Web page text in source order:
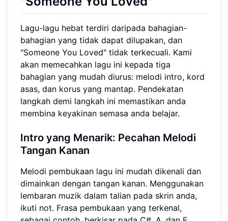
Lagu-lagu hebat terdiri daripada bahagian-
bahagian yang tidak dapat dilupakan, dan
"Someone You Loved" tidak terkecuali. Kami
akan memecahkan lagu ini kepada tiga
bahagian yang mudah diurus: melodi intro, kord
asas, dan korus yang mantap. Pendekatan
langkah demi langkah ini memastikan anda
membina keyakinan semasa anda belajar.
Intro yang Menarik: Pecahan Melodi
Tangan Kanan
Melodi pembukaan lagu ini mudah dikenali dan
dimainkan dengan tangan kanan. Menggunakan
lembaran muzik dalam talian pada skrin anda,
ikuti not. Frasa pembukaan yang terkenal,